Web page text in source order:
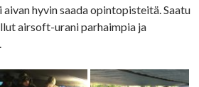
hyvin saada opintopisteitä. Saatu
airsoft-urani parhaimpia ja